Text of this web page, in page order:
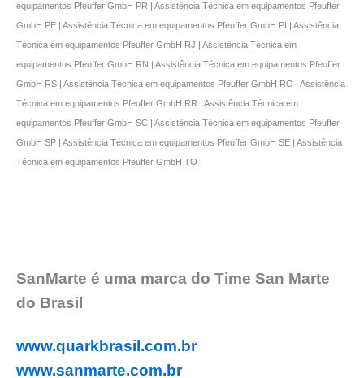
equipamentos Pfeuffer GmbH PR | Assistência Técnica em equipamentos Pfeuffer
GmbH PE | Assistência Técnica em equipamentos Pfeuffer GmbH PI | Assistência
Técnica em equipamentos Pfeuffer GmbH RJ | Assistência Técnica em
equipamentos Pfeuffer GmbH RN | Assistência Técnica em equipamentos Pfeuffer
GmbH RS | Assistência Técnica em equipamentos Pfeuffer GmbH RO | Assistência
Técnica em equipamentos Pfeuffer GmbH RR | Assistência Técnica em
equipamentos Pfeuffer GmbH SC | Assistência Técnica em equipamentos Pfeuffer
GmbH SP | Assistência Técnica em equipamentos Pfeuffer GmbH SE | Assistência
Técnica em equipamentos Pfeuffer GmbH TO |
SanMarte é uma marca do Time San Marte
do Brasil
www.quarkbrasil.com.br
www.sanmarte.com.br